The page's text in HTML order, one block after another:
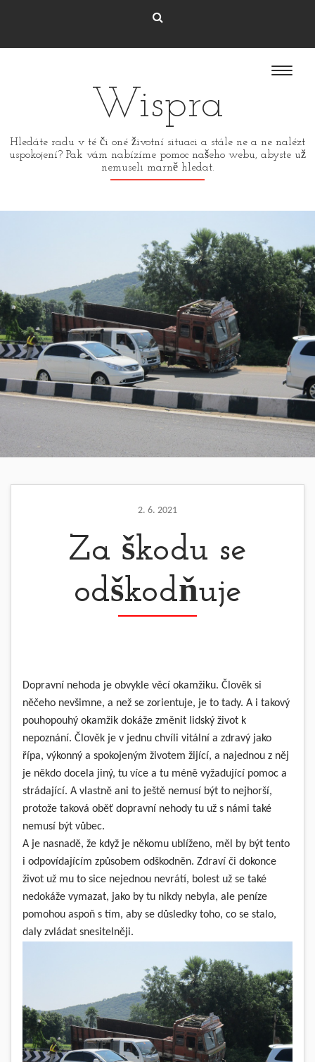
Wispra
Hledáte radu v té či oné životní situaci a stále ne a ne nalézt
uspokojení? Pak vám nabízíme pomoc našeho webu, abyste už
nemuseli marně hledat.
2. 6. 2021
Za škodu se
odškodňuje
Dopravní nehoda je obvykle věcí okamžiku. Člověk si
něčeho nevšimne, a než se zorientuje, je to tady. A i takový
pouhopouhý okamžik dokáže změnit lidský život k
nepoznání. Člověk je v jednu chvíli vitální a zdravý jako
řípa, výkonný a spokojeným životem žijící, a najednou z něj
je někdo docela jiný, tu více a tu méně vyžadující pomoc a
strádající. A vlastně ani to ještě nemusí být to nejhorší,
protože taková oběť dopravní nehody tu už s námi také
nemusí být vůbec.
A je nasnadě, že když je někomu ublíženo, měl by být tento
i odpovídajícím způsobem odškodněn. Zdraví či dokonce
život už mu to sice nejednou nevrátí, bolest už se také
nedokáže vymazat, jako by tu nikdy nebyla, ale peníze
pomohou aspoň s tím, aby se důsledky toho, co se stalo,
daly zvládat snesitelněji.